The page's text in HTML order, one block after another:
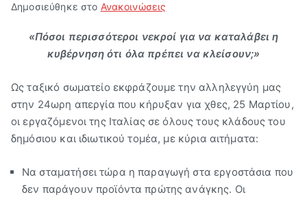
Αττικής "Ο
Βύρων"
Δημοσιεύθηκε στο Ανακοινώσεις
«Πόσοι περισσότεροι νεκροί για να καταλάβει η
κυβέρνηση ότι όλα πρέπει να κλείσουν;»
Ως ταξικό σωματείο εκφράζουμε την αλληλεγγύη μας
στην 24ωρη απεργία που κήρυξαν για χθες, 25 Μαρτίου,
οι εργαζόμενοι της Ιταλίας σε όλους τους κλάδους του
δημόσιου και ιδιωτικού τομέα, με κύρια αιτήματα:
Να σταματήσει τώρα η παραγωγή στα εργοστάσια που
δεν παράγουν προϊόντα πρώτης ανάγκης. Οι